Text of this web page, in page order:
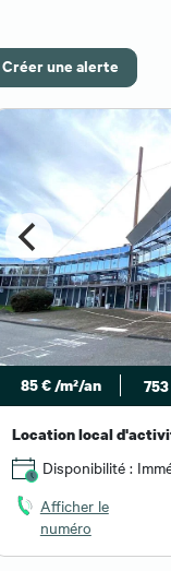
Créer une alerte
85 € /m²/an 753
Location local
Disponibilité :
Afficher le
numéro